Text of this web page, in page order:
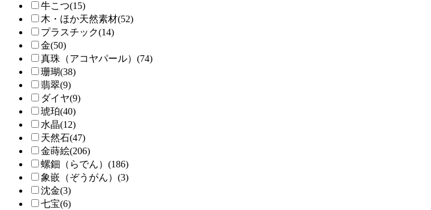
牛こつ(15)
木・ほか天然素材(52)
プラスチック(14)
金(50)
真珠（アコヤパール）(74)
珊瑚(38)
翡翠(9)
ダイヤ(9)
琥珀(40)
水晶(12)
天然石(47)
金蒔絵(206)
螺鈿（らでん）(186)
象嵌（ぞうがん）(3)
沈金(3)
七宝(6)